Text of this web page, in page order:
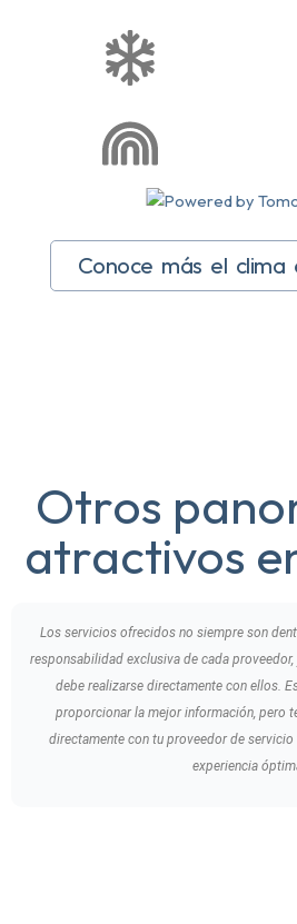
Conoce más el clima
Otros
atractivos
Los servicios ofrecidos no siempre son
responsabilidad exclusiva de cada
debe realizarse directamente con ellos.
proporcionar la mejor información, pero
directamente con tu proveedor de
experiencia